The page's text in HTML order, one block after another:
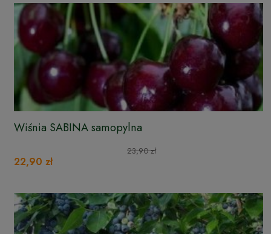
Wiśnia SABINA samopylna
23,90 zł
22,90 zł